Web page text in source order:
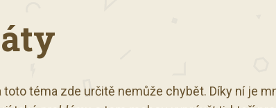
toto téma zde určitě nemůže chybět. Díky ní je